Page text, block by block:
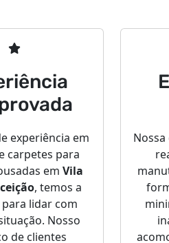
experiência em
carpetes para
em Vila
, temos a
lidar com
Nosso
de clientes